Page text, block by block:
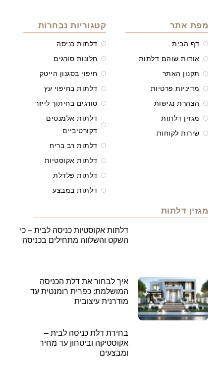
מפת אתר
דף הבית
אודות שוהם דלתות
תקנון האתר
מדיניות פרטיות
הצהרת נגישות
מגזין דלתות
שירות לקוחות
קטגוריות נבחרות
דלתות כניסה
חלונות סורגים
חיפוי בסגנון הייטק
דלתות בחיפוי עץ
סורגים בחיתוך לייזר
דלתות אלמנטים
דקורטיביים
דלתות רב בריח
דלתות אקוסטיות
דלתות פלדלת
דלתות במבצע
מגזין דלתות
דלתות אקוסטיות כניסה לבית – כי
השקט והשלווה מתחילים בכניסה
איך לבחור את דלת הכניסה
המושלמת: כפרית רומנטית עד
מודרנית עיצובית
בחירת דלת כניסה לבית –
אקוסטיקה וביטחון עד מחיר
ומבצעים